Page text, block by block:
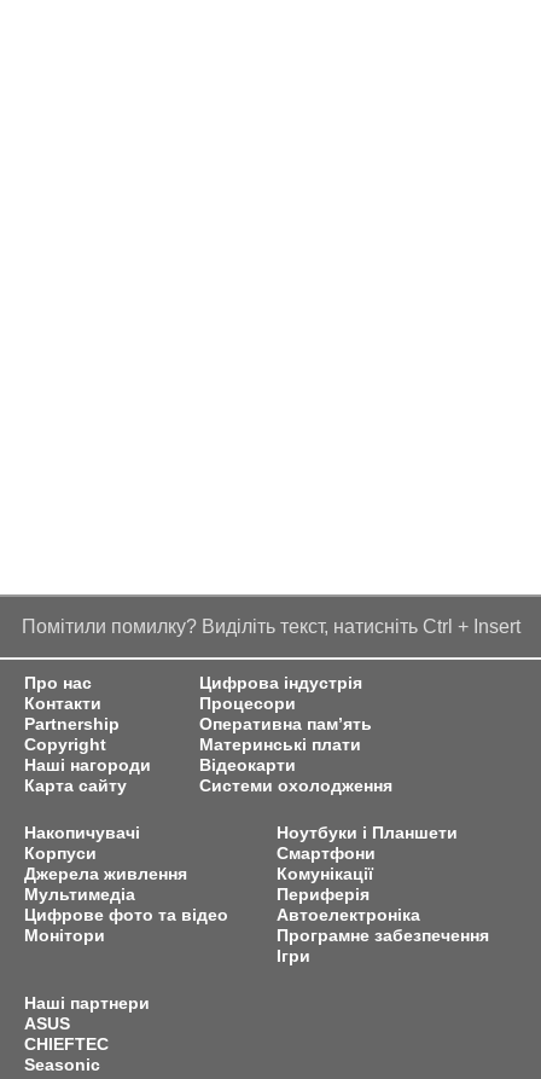
Помітили помилку? Виділіть текст, натисніть Ctrl + Insert
Про нас
Контакти
Partnership
Copyright
Наші нагороди
Карта сайту
Цифрова індустрія
Процесори
Оперативна пам’ять
Материнські плати
Відеокарти
Системи охолодження
Накопичувачі
Корпуси
Джерела живлення
Мультимедіа
Цифрове фото та відео
Монітори
Ноутбуки і Планшети
Смартфони
Комунікації
Периферія
Автоелектроніка
Програмне забезпечення
Ігри
Наші партнери
ASUS
CHIEFTEC
Seasonic